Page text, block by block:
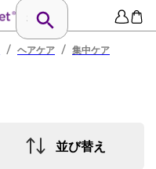
/ ヘアケア / 集中ケア
並び替え